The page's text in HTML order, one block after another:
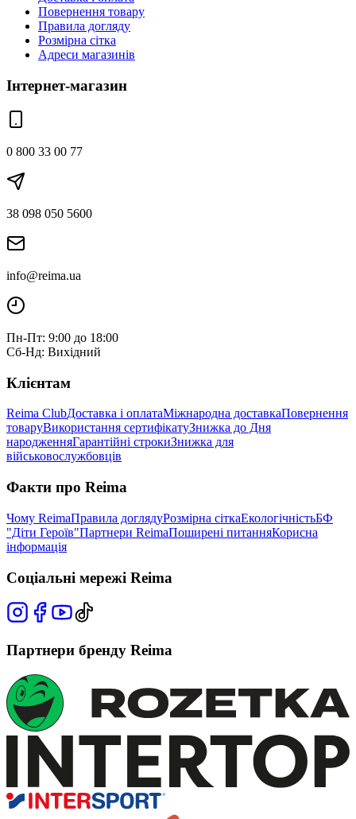
Повернення товару
Правила догляду
Розмірна сітка
Адреси магазинів
Інтернет-магазин
0 800 33 00 77
38 098 050 5600
info@reima.ua
Пн-Пт: 9:00 до 18:00
Сб-Нд: Вихідний
Клієнтам
Reima ClubДоставка і оплатаМіжнародна доставкаПовернення
товаруВикористання сертифікатуЗнижка до Дня
народженняГарантійні строкиЗнижка для
військовослужбовців
Факти про Reima
Чому ReimaПравила доглядуРозмірна сіткаЕкологічністьБФ
"Діти Героїв"Партнери ReimaПоширені питанняКорисна
інформація
Соціальні мережі Reima
Партнери бренду Reima